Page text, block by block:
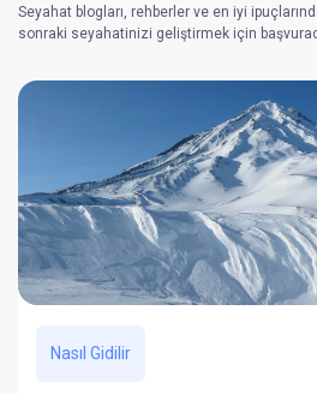
Seyahat blogları, rehberler ve en iyi
sonraki seyahatinizi geliştirmek için
Nasıl Gidilir